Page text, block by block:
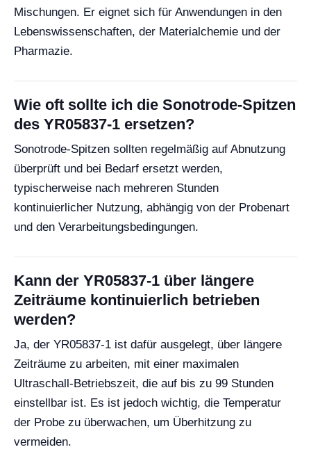
Mischungen. Er eignet sich für Anwendungen in den
Lebenswissenschaften, der Materialchemie und der
Pharmazie.
Wie oft sollte ich die Sonotrode-Spitzen
des YR05837-1 ersetzen?
Sonotrode-Spitzen sollten regelmäßig auf Abnutzung
überprüft und bei Bedarf ersetzt werden,
typischerweise nach mehreren Stunden
kontinuierlicher Nutzung, abhängig von der Probenart
und den Verarbeitungsbedingungen.
Kann der YR05837-1 über längere
Zeiträume kontinuierlich betrieben
werden?
Ja, der YR05837-1 ist dafür ausgelegt, über längere
Zeiträume zu arbeiten, mit einer maximalen
Ultraschall-Betriebszeit, die auf bis zu 99 Stunden
einstellbar ist. Es ist jedoch wichtig, die Temperatur
der Probe zu überwachen, um Überhitzung zu
vermeiden.